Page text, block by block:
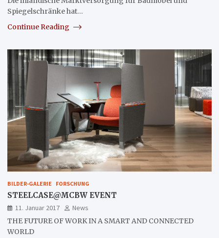
Spiegelschränke hat…
Continue Reading
BILDER-GALERIE FORSCHUNG
STEELCASE@MCBW EVENT
11. Januar 2017
News
THE FUTURE OF WORK IN A SMART AND CONNECTED
WORLD